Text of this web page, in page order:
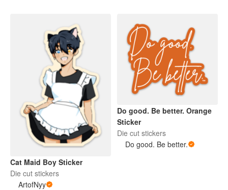
Cat Maid Boy Sticker
Die cut stickers
ArtofNyy
Do good. Be better. Orange
Sticker
Die cut stickers
Do good. Be better.